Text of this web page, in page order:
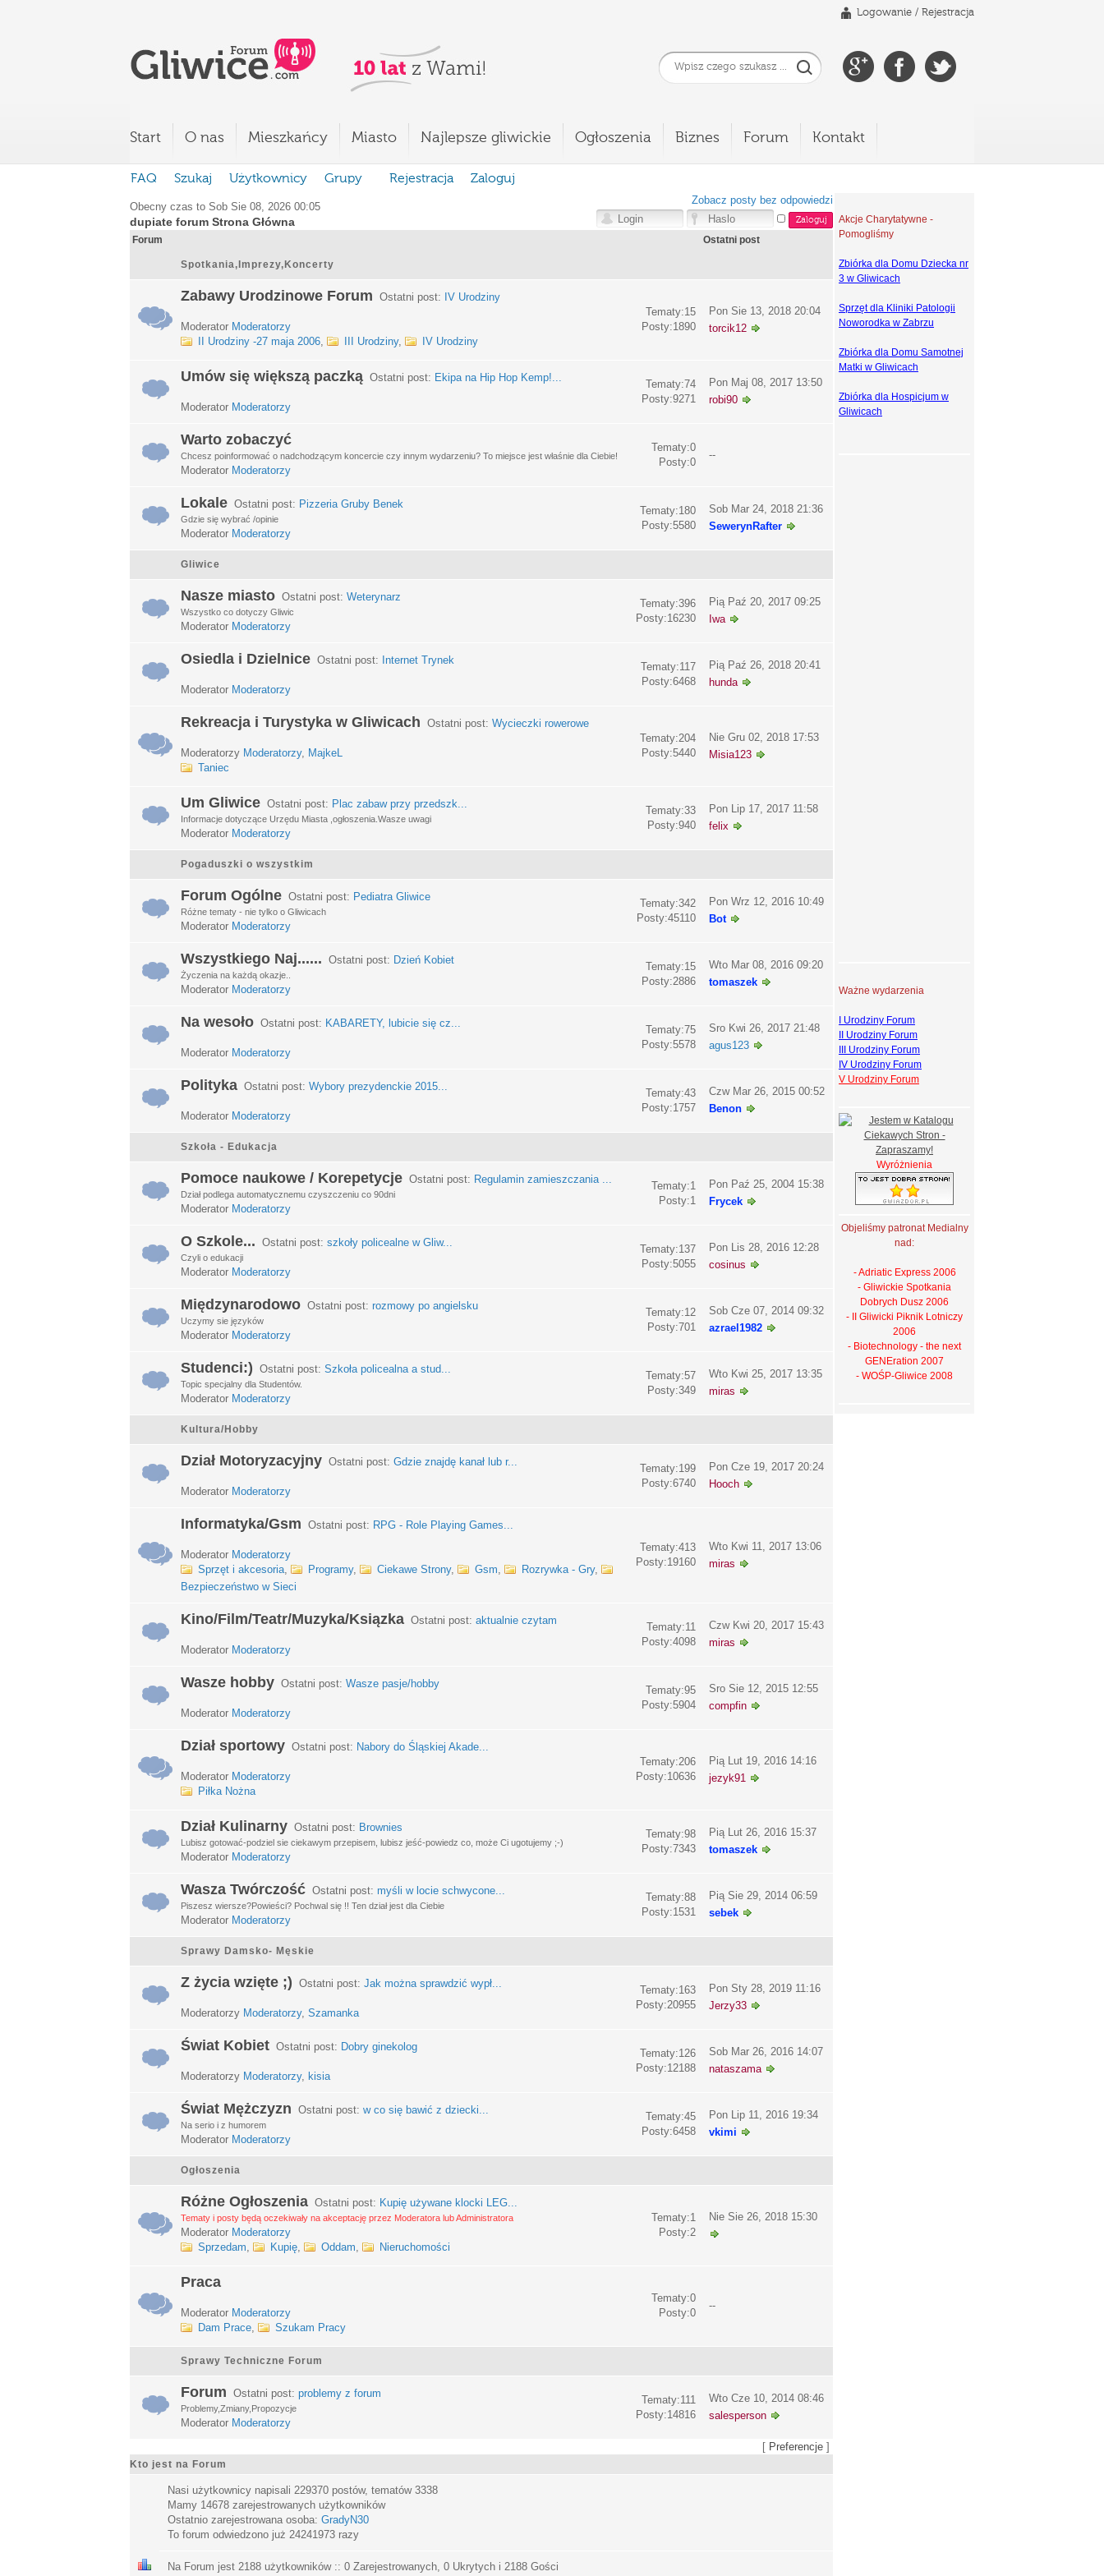
Logowanie / Rejestracja
Start O nas Mieszkańcy Miasto Najlepsze gliwickie Ogłoszenia Biznes Forum Kontakt
FAQ Szukaj Użytkownicy Grupy Rejestracja Zaloguj
Obecny czas to Sob Sie 08, 2026 00:05
dupiate forum Strona Główna
Zobacz posty bez odpowiedzi
Forum Ostatni post
Spotkania,Imprezy,Koncerty
Zabawy Urodzinowe Forum Ostatni post: IV Urodziny
Moderator Moderatorzy
II Urodziny -27 maja 2006, III Urodziny, IV Urodziny
Tematy:15
Posty:1890
Pon Sie 13, 2018 20:04
torcik12
Umów się większą paczką Ostatni post: Ekipa na Hip Hop Kemp!...
Moderator Moderatorzy
Tematy:74
Posty:9271
Pon Maj 08, 2017 13:50
robi90
Warto zobaczyć
Chcesz poinformować o nadchodzącym koncercie czy innym wydarzeniu? To miejsce jest właśnie dla Ciebie!
Moderator Moderatorzy
Tematy:0
Posty:0
--
Lokale Ostatni post: Pizzeria Gruby Benek
Gdzie się wybrać /opinie
Moderator Moderatorzy
Tematy:180
Posty:5580
Sob Mar 24, 2018 21:36
SewerynRafter
Gliwice
Nasze miasto Ostatni post: Weterynarz
Wszystko co dotyczy Gliwic
Moderator Moderatorzy
Tematy:396
Posty:16230
Pią Paź 20, 2017 09:25
Iwa
Osiedla i Dzielnice Ostatni post: Internet Trynek
Moderator Moderatorzy
Tematy:117
Posty:6468
Pią Paź 26, 2018 20:41
hunda
Rekreacja i Turystyka w Gliwicach Ostatni post: Wycieczki rowerowe
Moderatorzy Moderatorzy, MajkeL
Taniec
Tematy:204
Posty:5440
Nie Gru 02, 2018 17:53
Misia123
Um Gliwice Ostatni post: Plac zabaw przy przedszk...
Informacje dotyczące Urzędu Miasta ,ogłoszenia.Wasze uwagi
Moderator Moderatorzy
Tematy:33
Posty:940
Pon Lip 17, 2017 11:58
felix
Pogaduszki o wszystkim
Forum Ogólne Ostatni post: Pediatra Gliwice
Różne tematy - nie tylko o Gliwicach
Moderator Moderatorzy
Tematy:342
Posty:45110
Pon Wrz 12, 2016 10:49
Bot
Wszystkiego Naj...... Ostatni post: Dzień Kobiet
Życzenia na każdą okazje..
Moderator Moderatorzy
Tematy:15
Posty:2886
Wto Mar 08, 2016 09:20
tomaszek
Na wesoło Ostatni post: KABARETY, lubicie się cz...
Moderator Moderatorzy
Tematy:75
Posty:5578
Sro Kwi 26, 2017 21:48
agus123
Polityka Ostatni post: Wybory prezydenckie 2015...
Moderator Moderatorzy
Tematy:43
Posty:1757
Czw Mar 26, 2015 00:52
Benon
Szkoła - Edukacja
Pomoce naukowe / Korepetycje Ostatni post: Regulamin zamieszczania ...
Dział podlega automatycznemu czyszczeniu co 90dni
Moderator Moderatorzy
Tematy:1
Posty:1
Pon Paź 25, 2004 15:38
Frycek
O Szkole... Ostatni post: szkoły policealne w Gliw...
Czyli o edukacji
Moderator Moderatorzy
Tematy:137
Posty:5055
Pon Lis 28, 2016 12:28
cosinus
Międzynarodowo Ostatni post: rozmowy po angielsku
Uczymy sie języków
Moderator Moderatorzy
Tematy:12
Posty:701
Sob Cze 07, 2014 09:32
azrael1982
Studenci:) Ostatni post: Szkoła policealna a stud...
Topic specjalny dla Studentów.
Moderator Moderatorzy
Tematy:57
Posty:349
Wto Kwi 25, 2017 13:35
miras
Kultura/Hobby
Dział Motoryzacyjny Ostatni post: Gdzie znajdę kanał lub r...
Moderator Moderatorzy
Tematy:199
Posty:6740
Pon Cze 19, 2017 20:24
Hooch
Informatyka/Gsm Ostatni post: RPG - Role Playing Games...
Moderator Moderatorzy
Sprzęt i akcesoria, Programy, Ciekawe Strony, Gsm, Rozrywka - Gry,
Bezpieczeństwo w Sieci
Tematy:413
Posty:19160
Wto Kwi 11, 2017 13:06
miras
Kino/Film/Teatr/Muzyka/Ksiązka Ostatni post: aktualnie czytam
Moderator Moderatorzy
Tematy:11
Posty:4098
Czw Kwi 20, 2017 15:43
miras
Wasze hobby Ostatni post: Wasze pasje/hobby
Moderator Moderatorzy
Tematy:95
Posty:5904
Sro Sie 12, 2015 12:55
compfin
Dział sportowy Ostatni post: Nabory do Śląskiej Akade...
Moderator Moderatorzy
Piłka Nożna
Tematy:206
Posty:10636
Pią Lut 19, 2016 14:16
jezyk91
Dział Kulinarny Ostatni post: Brownies
Lubisz gotować-podziel sie ciekawym przepisem, lubisz jeść-powiedz co, może Ci ugotujemy ;-)
Moderator Moderatorzy
Tematy:98
Posty:7343
Pią Lut 26, 2016 15:37
tomaszek
Wasza Twórczość Ostatni post: myśli w locie schwycone...
Piszesz wiersze?Powieści? Pochwal się !! Ten dział jest dla Ciebie
Moderator Moderatorzy
Tematy:88
Posty:1531
Pią Sie 29, 2014 06:59
sebek
Sprawy Damsko- Męskie
Z życia wzięte ;) Ostatni post: Jak można sprawdzić wypł...
Moderatorzy Moderatorzy, Szamanka
Tematy:163
Posty:20955
Pon Sty 28, 2019 11:16
Jerzy33
Świat Kobiet Ostatni post: Dobry ginekolog
Moderatorzy Moderatorzy, kisia
Tematy:126
Posty:12188
Sob Mar 26, 2016 14:07
nataszama
Świat Mężczyzn Ostatni post: w co się bawić z dziecki...
Na serio i z humorem
Moderator Moderatorzy
Tematy:45
Posty:6458
Pon Lip 11, 2016 19:34
vkimi
Ogłoszenia
Różne Ogłoszenia Ostatni post: Kupię używane klocki LEG...
Tematy i posty będą oczekiwały na akceptację przez Moderatora lub Administratora
Moderator Moderatorzy
Sprzedam, Kupię, Oddam, Nieruchomości
Tematy:1
Posty:2
Nie Sie 26, 2018 15:30
Praca
Moderator Moderatorzy
Dam Prace, Szukam Pracy
Tematy:0
Posty:0
--
Sprawy Techniczne Forum
Forum Ostatni post: problemy z forum
Problemy,Zmiany,Propozycje
Moderator Moderatorzy
Tematy:111
Posty:14816
Wto Cze 10, 2014 08:46
salesperson
[ Preferencje ]
Kto jest na Forum
Nasi użytkownicy napisali 229370 postów, tematów 3338
Mamy 14678 zarejestrowanych użytkowników
Ostatnio zarejestrowana osoba: GradyN30
To forum odwiedzono już 24241973 razy
Na Forum jest 2188 użytkowników :: 0 Zarejestrowanych, 0 Ukrytych i 2188 Gości
Akcje Charytatywne -
Pomogliśmy
Zbiórka dla Domu Dziecka nr
3 w Gliwicach
Sprzęt dla Kliniki Patologii
Noworodka w Zabrzu
Zbiórka dla Domu Samotnej
Matki w Gliwicach
Zbiórka dla Hospicjum w
Gliwicach
Ważne wydarzenia
I Urodziny Forum
II Urodziny Forum
III Urodziny Forum
IV Urodziny Forum
V Urodziny Forum
Wyróżnienia
Objeliśmy patronat Medialny
nad:
- Adriatic Express 2006
- Gliwickie Spotkania
Dobrych Dusz 2006
- II Gliwicki Piknik Lotniczy
2006
- Biotechnology - the next
GENEration 2007
- WOŚP-Gliwice 2008